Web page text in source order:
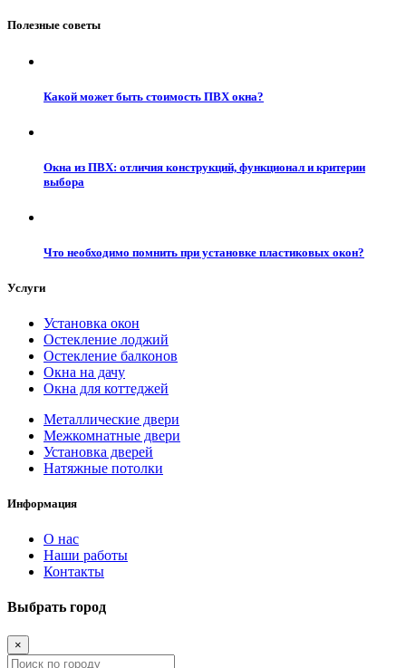
Полезные советы
Какой может быть стоимость ПВХ окна?
Окна из ПВХ: отличия конструкций, функционал и критерии
выбора
Что необходимо помнить при установке пластиковых окон?
Услуги
Установка окон
Остекление лоджий
Остекление балконов
Окна на дачу
Окна для коттеджей
Металлические двери
Межкомнатные двери
Установка дверей
Натяжные потолки
Информация
О нас
Наши работы
Контакты
Выбрать город
×